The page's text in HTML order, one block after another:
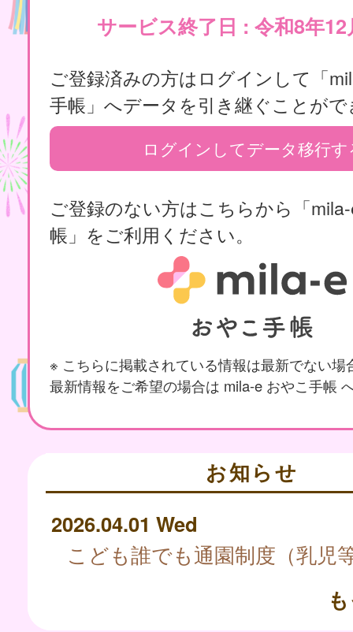
サービス終了日 : 令和8年12
ご登録済みの方はログインして「
手帳」へデータを引き継ぐことが
ログインしてデータ移行す
ご登録のない方はこちらから「
帳」をご利用ください。
※ こちらに掲載されている情報は最新でない場
最新情報をご希望の場合は mila-e おやこ手帳
お知らせ
2026.04.01 Wed